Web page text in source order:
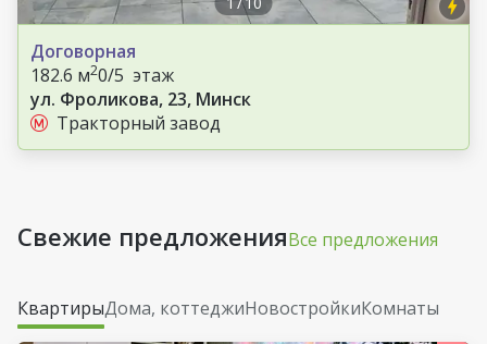
Договорная
182.6 м20/5 этаж
ул. Фроликова, 23, Минск
Тракторный завод
Свежие предложенияВсе предложения
КвартирыДома, коттеджиНовостройкиКомнаты